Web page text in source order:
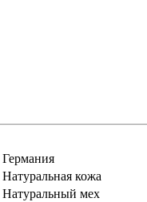
Германия
Натуральная кожа
Натуральный мех